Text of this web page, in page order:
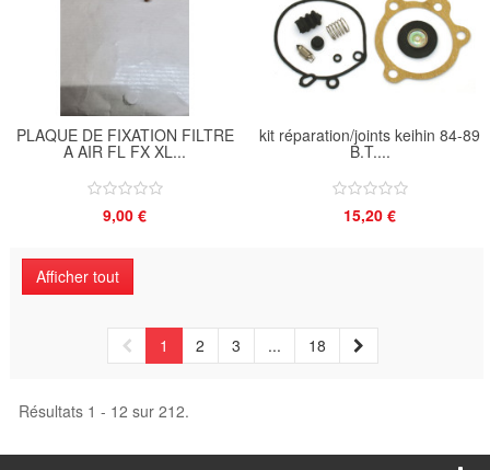
PLAQUE DE FIXATION FILTRE
A AIR FL FX XL...
9,00 €
kit réparation/joints keihin 84-89
B.T....
15,20 €
Afficher tout
1 2 3 ... 18
Résultats 1 - 12 sur 212.